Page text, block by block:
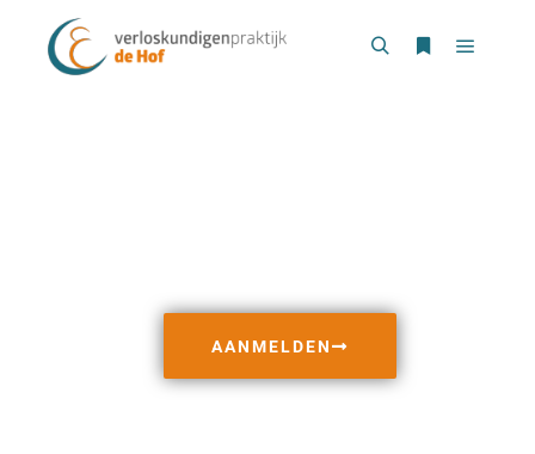
AANMELDEN